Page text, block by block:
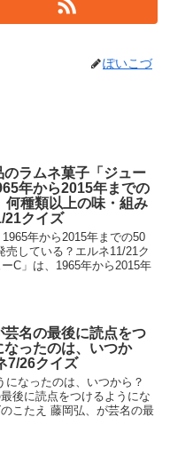
ぽいこづ
のラムネ菓子「ジュー
年から2015年までの
何種類以上の味・組み
21クイズ
年から2015年までの50
している？エルネ11/21ク
C」は、1965年から2015年
芸名の最後に読点をつ
なったのは、いつか
7/26クイズ
なったのは、いつから？
後に読点をつけるようにな
こたえ 藤岡弘、が芸名の最